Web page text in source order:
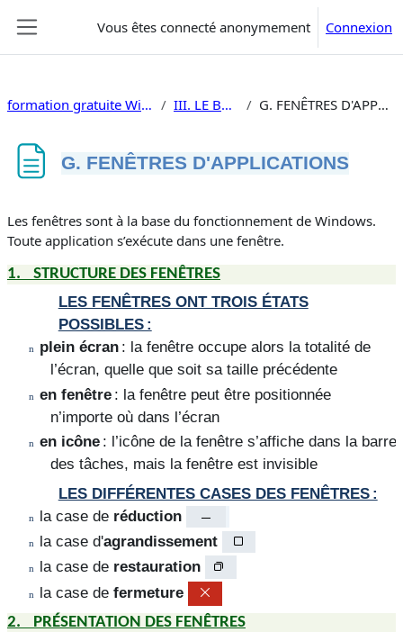
Vous êtes connecté anonymement Connexion
formation gratuite Windows 11 III. LE BUREAU G. FENÊTRES D'APPLICATIONS
G. FENÊTRES D'APPLICATIONS
Les fenêtres sont à la base du fonctionnement de Windows.
Toute application s’exécute dans une fenêtre.
1. STRUCTURE DES FENÊTRES
LES FENÊTRES ONT TROIS ÉTATS
POSSIBLES :
n plein écran : la fenêtre occupe alors la totalité de
l’écran, quelle que soit sa taille précédente
n en fenêtre : la fenêtre peut être positionnée
n’importe où dans l’écran
n en icône : l’icône de la fenêtre s’affiche dans la barre
des tâches, mais la fenêtre est invisible
LES DIFFÉRENTES CASES DES FENÊTRES :
n la case de réduction
n la case d'agrandissement
n la case de restauration
n la case de fermeture
2. PRÉSENTATION DES FENÊTRES